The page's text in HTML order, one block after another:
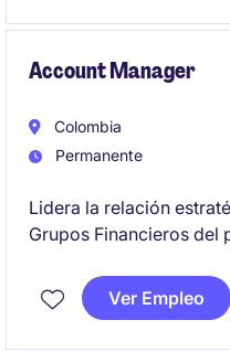
ventas dentro de la
Account Manager
Colombia
Permanente
Lidera la relación
Grupos Financieros del
Colombia, impulsando
alto impacto. Únete a
Ver Empleo